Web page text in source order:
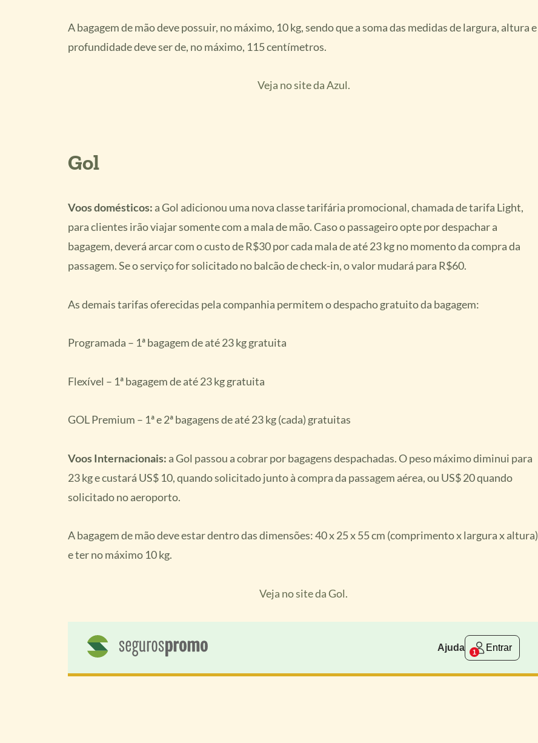
A bagagem de mão deve possuir, no máximo, 10 kg, sendo que a soma das medidas de largura, altura e
profundidade deve ser de, no máximo, 115 centímetros.
Veja no site da Azul.
Gol
Voos domésticos: a Gol adicionou uma nova classe tarifária promocional, chamada de tarifa Light,
para clientes irão viajar somente com a mala de mão. Caso o passageiro opte por despachar a
bagagem, deverá arcar com o custo de R$30 por cada mala de até 23 kg no momento da compra da
passagem. Se o serviço for solicitado no balcão de check-in, o valor mudará para R$60.
As demais tarifas oferecidas pela companhia permitem o despacho gratuito da bagagem:
Programada – 1ª bagagem de até 23 kg gratuita
Flexível – 1ª bagagem de até 23 kg gratuita
GOL Premium – 1ª e 2ª bagagens de até 23 kg (cada) gratuitas
Voos Internacionais: a Gol passou a cobrar por bagagens despachadas. O peso máximo diminui para
23 kg e custará US$ 10, quando solicitado junto à compra da passagem aérea, ou US$ 20 quando
solicitado no aeroporto.
A bagagem de mão deve estar dentro das dimensões: 40 x 25 x 55 cm (comprimento x largura x altura)
e ter no máximo 10 kg.
Veja no site da Gol.